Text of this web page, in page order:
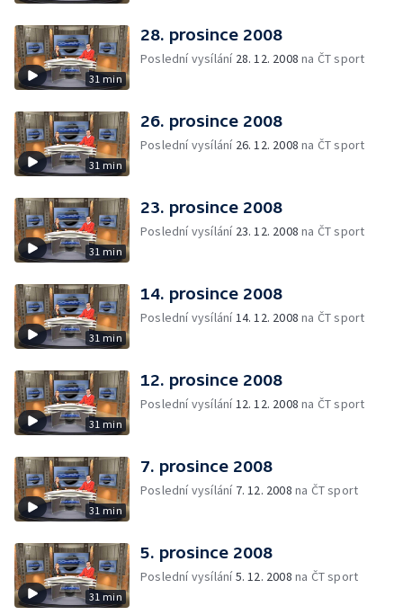
31 min
28. prosince 2008
Poslední vysílání 28. 12. 2008 na ČT sport
31 min
26. prosince 2008
Poslední vysílání 26. 12. 2008 na ČT sport
31 min
23. prosince 2008
Poslední vysílání 23. 12. 2008 na ČT sport
31 min
14. prosince 2008
Poslední vysílání14. 12. 2008 na ČT sport
31 min
12. prosince 2008
Poslední vysílání12. 12. 2008 na ČT sport
31 min
7. prosince 2008
Poslední vysílání 7. 12. 2008 na ČT sport
31 min
5. prosince 2008
Poslední vysílání5. 12. 2008 na ČT sport